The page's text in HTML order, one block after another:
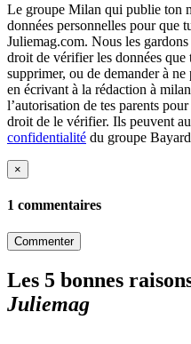
Le groupe Milan qui publie ton
données personnelles pour que
Juliemag.com. Nous les
droit de vérifier les données que
supprimer, ou de demander à
en écrivant à la rédaction à
l’autorisation de tes parents
droit de le vérifier. Ils peuvent
confidentialité du groupe
×
1 commentaires
Commenter
Les 5 bonnes
Juliemag